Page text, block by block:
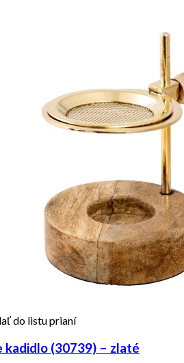
do listu prianí
kadidlo (30739) – zlaté